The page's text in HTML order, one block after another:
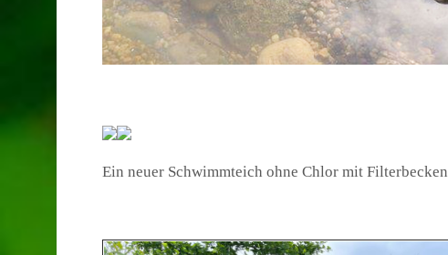
Ein neuer Schwimmteich ohne Chlor mit Filterbecken